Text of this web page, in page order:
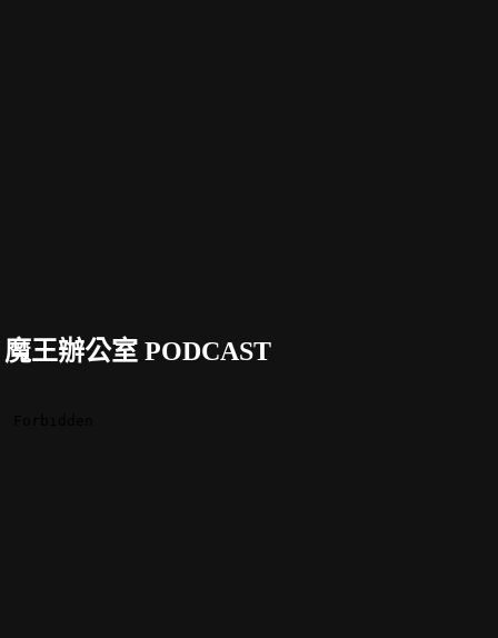
魔王辦公室 PODCAST